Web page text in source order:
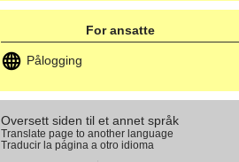
For ansatte
Pålogging
Oversett siden til et annet språk
Translate page to another language
Traducir la página a otro idioma